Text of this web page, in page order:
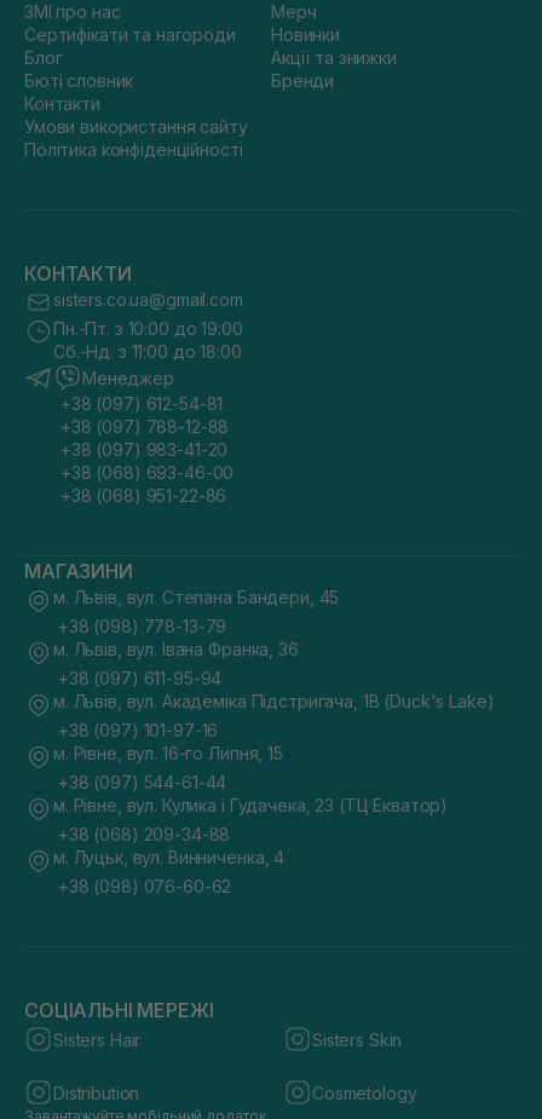
ЗМІ про нас
Сертифікати та нагороди
Блог
Бюті словник
Контакти
Умови використання сайту
Політика конфіденційності
Мерч
Новинки
Акції та знижки
Бренди
КОНТАКТИ
sisters.co.ua@gmail.com
Пн.-Пт. з 10:00 до 19:00
Сб.-Нд. з 11:00 до 18:00
Менеджер
+38 (097) 612-54-81
+38 (097) 788-12-88
+38 (097) 983-41-20
+38 (068) 693-46-00
+38 (068) 951-22-86
МАГАЗИНИ
м. Львів, вул. Степана Бандери, 45
+38 (098) 778-13-79
м. Львів, вул. Івана Франка, 36
+38 (097) 611-95-94
м. Львів, вул. Академіка Підстригача, 1В (Duck's Lake)
+38 (097) 101-97-16
м. Рівне, вул. 16-го Липня, 15
+38 (097) 544-61-44
м. Рівне, вул. Кулика і Гудачека, 23 (ТЦ Екватор)
+38 (068) 209-34-88
м. Луцьк, вул. Винниченка, 4
+38 (098) 076-60-62
СОЦІАЛЬНІ МЕРЕЖІ
Sisters Hair Sisters Skin
Distribution Cosmetology